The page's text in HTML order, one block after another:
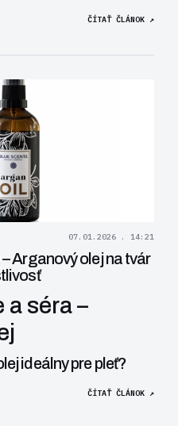
ČÍTAŤ ČLÁNOK ↗
07.01.2026 . 14:21
Arganový olej na tvár
a séra –
ideálny pre pleť?
ČÍTAŤ ČLÁNOK ↗